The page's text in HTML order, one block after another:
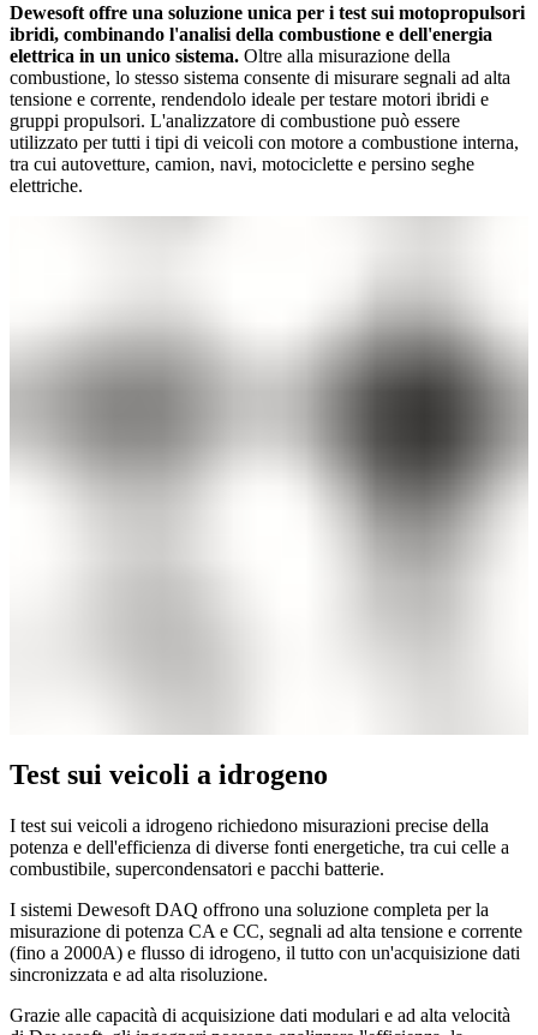
Dewesoft offre una soluzione unica per i test sui motopropulsori
ibridi, combinando l'analisi della combustione e dell'energia
elettrica in un unico sistema. Oltre alla misurazione della
combustione, lo stesso sistema consente di misurare segnali ad alta
tensione e corrente, rendendolo ideale per testare motori ibridi e
gruppi propulsori. L'analizzatore di combustione può essere
utilizzato per tutti i tipi di veicoli con motore a combustione interna,
tra cui autovetture, camion, navi, motociclette e persino seghe
elettriche.
Test sui veicoli a idrogeno
I test sui veicoli a idrogeno richiedono misurazioni precise della
potenza e dell'efficienza di diverse fonti energetiche, tra cui celle a
combustibile, supercondensatori e pacchi batterie.
I sistemi Dewesoft DAQ offrono una soluzione completa per la
misurazione di potenza CA e CC, segnali ad alta tensione e corrente
(fino a 2000A) e flusso di idrogeno, il tutto con un'acquisizione dati
sincronizzata e ad alta risoluzione.
Grazie alle capacità di acquisizione dati modulari e ad alta velocità